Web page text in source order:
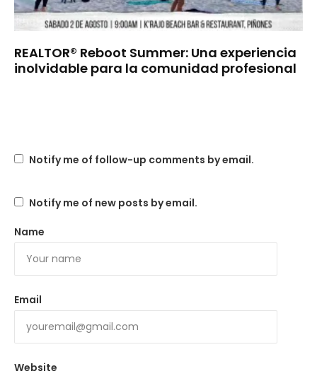
REALTOR® Reboot Summer: Una experiencia
inolvidable para la comunidad profesional
Name
Email
Website
Notify me of follow-up comments by email.
Notify me of new posts by email.